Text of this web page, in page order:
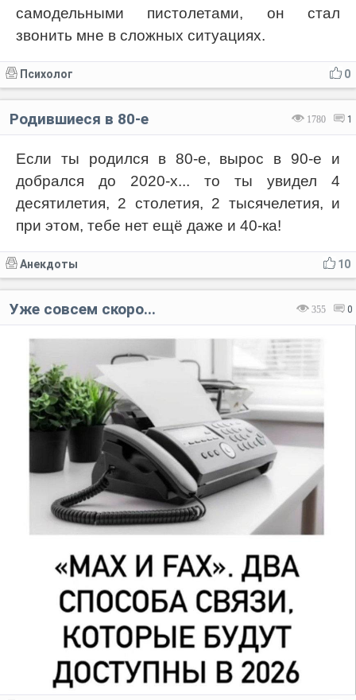
самодельными пистолетами, он стал
звонить мне в сложных ситуациях.
0
Психолог
1780 1
Родившиеся в 80-е
Если ты родился в 80-е, вырос в 90-е и
добрался до 2020-х... то ты увидел 4
десятилетия, 2 столетия, 2 тысячелетия, и
при этом, тебе нет ещё даже и 40-ка!
10
Анекдоты
355 0
Уже совсем скоро...